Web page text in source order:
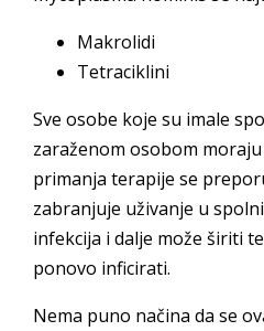
Makrolidi
Tetraciklini
Sve osobe koje su imale
zaraženom osobom
primanja terapije se
zabranjuje uživanje u
infekcija i dalje može širiti
ponovo inficirati.
Nema puno načina da se